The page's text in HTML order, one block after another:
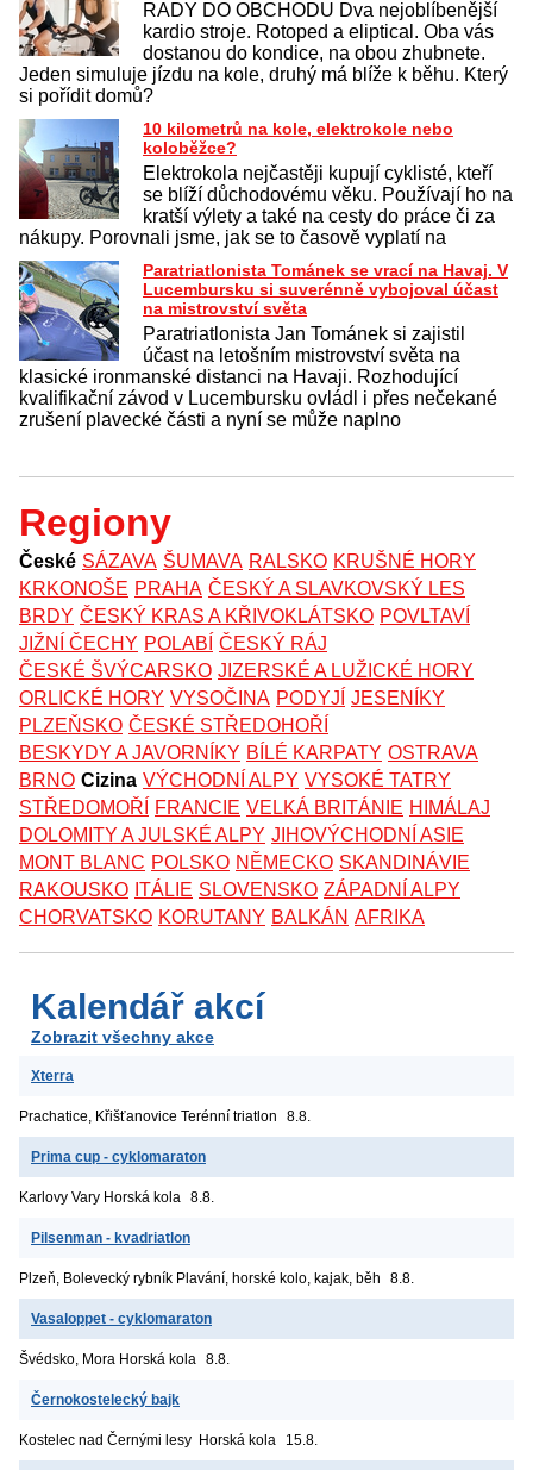
RADY DO OBCHODU Dva nejoblíbenější
kardio stroje. Rotoped a eliptical. Oba vás
dostanou do kondice, na obou zhubnete.
Jeden simuluje jízdu na kole, druhý má blíže k běhu. Který
si pořídit domů?
10 kilometrů na kole, elektrokole nebo
koloběžce?
Elektrokola nejčastěji kupují cyklisté, kteří
se blíží důchodovému věku. Používají ho na
kratší výlety a také na cesty do práce či za
nákupy. Porovnali jsme, jak se to časově vyplatí na
Paratriatlonista Tománek se vrací na Havaj. V
Lucembursku si suverénně vybojoval účast
na mistrovství světa
Paratriatlonista Jan Tománek si zajistil
účast na letošním mistrovství světa na
klasické ironmanské distanci na Havaji. Rozhodující
kvalifikační závod v Lucembursku ovládl i přes nečekané
zrušení plavecké části a nyní se může naplno
Regiony
České SÁZAVA ŠUMAVA RALSKO KRUŠNÉ HORY
KRKONOŠE PRAHA ČESKÝ A SLAVKOVSKÝ LES
BRDY ČESKÝ KRAS A KŘIVOKLÁTSKO POVLTAVÍ
JIŽNÍ ČECHY POLABÍ ČESKÝ RÁJ
ČESKÉ ŠVÝCARSKO JIZERSKÉ A LUŽICKÉ HORY
ORLICKÉ HORY VYSOČINA PODYJÍ JESENÍKY
PLZEŇSKO ČESKÉ STŘEDOHOŘÍ
BESKYDY A JAVORNÍKY BÍLÉ KARPATY OSTRAVA
BRNO Cizina VÝCHODNÍ ALPY VYSOKÉ TATRY
STŘEDOMOŘÍ
FRANCIE VELKÁ BRITÁNIE HIMÁLAJ
DOLOMITY A JULSKÉ ALPY JIHOVÝCHODNÍ ASIE
MONT BLANC POLSKO NĚMECKO SKANDINÁVIE
RAKOUSKO ITÁLIE SLOVENSKO ZÁPADNÍ ALPY
CHORVATSKO KORUTANY BALKÁN AFRIKA
Kalendář akcí
Zobrazit všechny akce
Xterra
Prachatice, Křišťanovice Terénní triatlon 8.8.
Prima cup - cyklomaraton
Karlovy Vary Horská kola 8.8.
Pilsenman - kvadriatlon
Plzeň, Bolevecký rybník Plavání, horské kolo, kajak, běh 8.8.
Vasaloppet - cyklomaraton
Švédsko, Mora Horská kola 8.8.
Černokostelecký bajk
Kostelec nad Černými lesy Horská kola 15.8.